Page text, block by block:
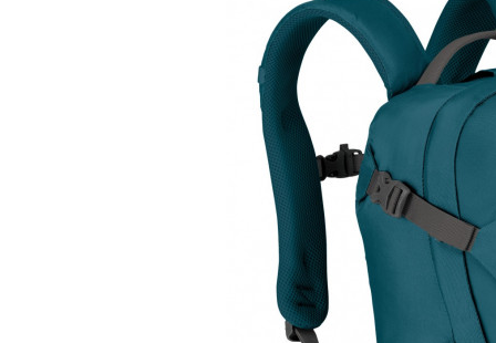
Osprey Nebula 34
12 380 руб